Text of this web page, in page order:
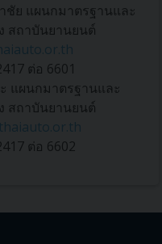
ชัย แผนกมาตรฐานและ
สถาบันยานยนต์
ต่อ 6601
แผนกมาตรฐานและ
สถาบันยานยนต์
ต่อ 6602